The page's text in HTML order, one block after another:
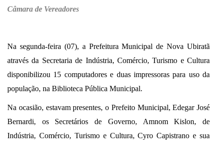
Câmara de Vereadores
Na segunda-feira (07), a Prefeitura Municipal de Nova Ubiratã
através da Secretaria de Indústria, Comércio, Turismo e Cultura
disponibilizou 15 computadores e duas impressoras para uso da
população, na Biblioteca Pública Municipal.
Na ocasião, estavam presentes, o Prefeito Municipal, Edegar José
Bernardi, os Secretários de Governo, Amnom Kislon, de
Indústria, Comércio, Turismo e Cultura, Cyro Capistrano e sua